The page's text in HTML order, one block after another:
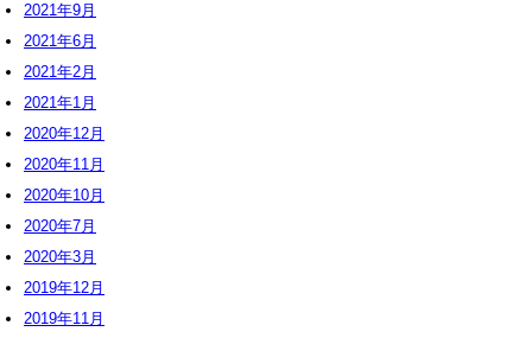
2021年9月
2021年6月
2021年2月
2021年1月
2020年12月
2020年11月
2020年10月
2020年7月
2020年3月
2019年12月
2019年11月